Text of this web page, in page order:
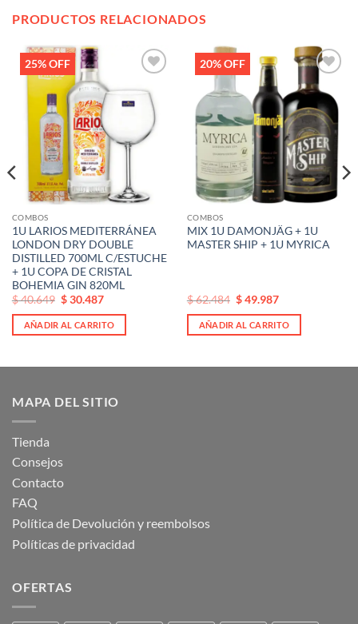
PRODUCTOS RELACIONADOS
25% OFF
a la
lista de
COMBOS
1U LARIOS MEDITERRÁNEA
LONDON DRY DOUBLE
DISTILLED 700ML C/ESTUCHE
+ 1U COPA DE CRISTAL
BOHEMIA GIN 820ML
El
precio
original
era:
$40.649 El
actual
es:
$30.487
AÑADIR AL CARRITO
20% OFF
Añadir
a la
lista de
deseos
COMBOS
MIX 1U DAMONJÄG + 1U
MASTER SHIP + 1U MYRICA
El
precio
original
era:
$62.484 El
actual
es:
$49.987
AÑADIR AL CARRITO
MAPA DEL SITIO
Tienda
Consejos
Contacto
FAQ
Política de Devolución y reembolsos
Políticas de privacidad
OFERTAS